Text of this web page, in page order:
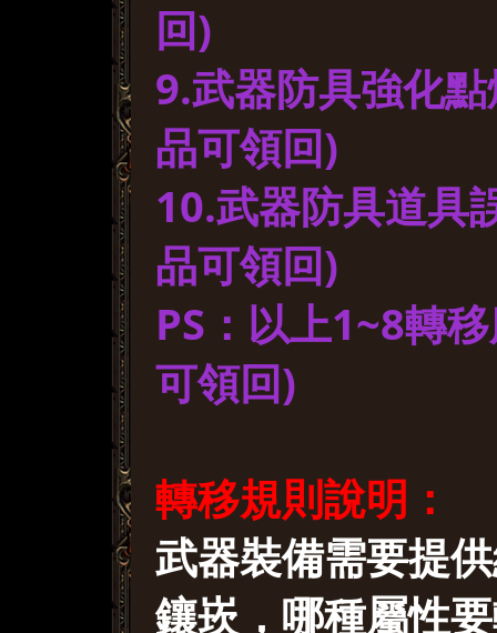
回)
9.武器防具強化
品可領回)
10.武器防具道具
品可領回)
PS：以上1~8轉
可領回)
轉移規則說明：
武器裝備需要提
鑲崁，哪種屬性